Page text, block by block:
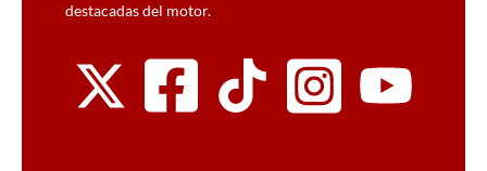
destacadas del motor.